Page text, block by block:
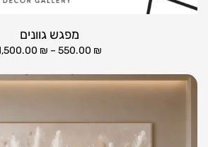
מפגש גוונים
550.00 ₪
–
₪